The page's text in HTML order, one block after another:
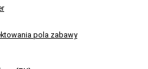
pola zabawy